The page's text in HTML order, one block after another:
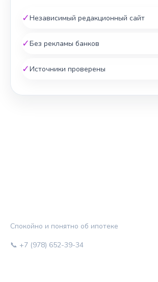
✓Независимый редакционный сайт
✓Без рекламы банков
✓Источники проверены
Спокойно и понятно об ипотеке
📞 +7 (978) 652-39-34